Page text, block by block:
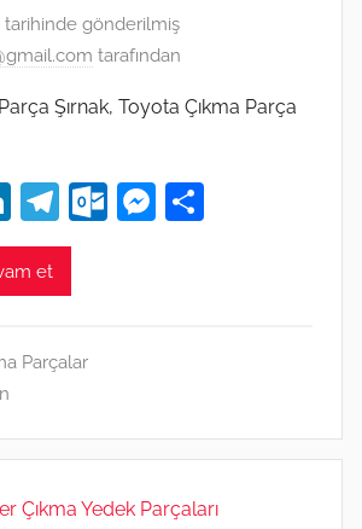
tarihinde gönderilmiş
tarafından
Şırnak, Toyota Çıkma Parça
Li
n
k
dI
T
el
a
O
o
m
M
er
et
Parçalar
Çıkma Yedek Parçaları